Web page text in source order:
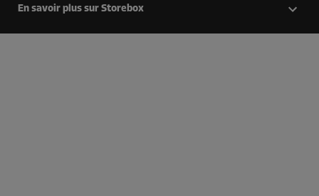
123,00 EUR/mois
En savoir plus sur Storebox